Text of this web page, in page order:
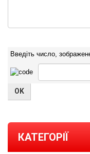
Введіть число,
КАТЕГОРІЇ